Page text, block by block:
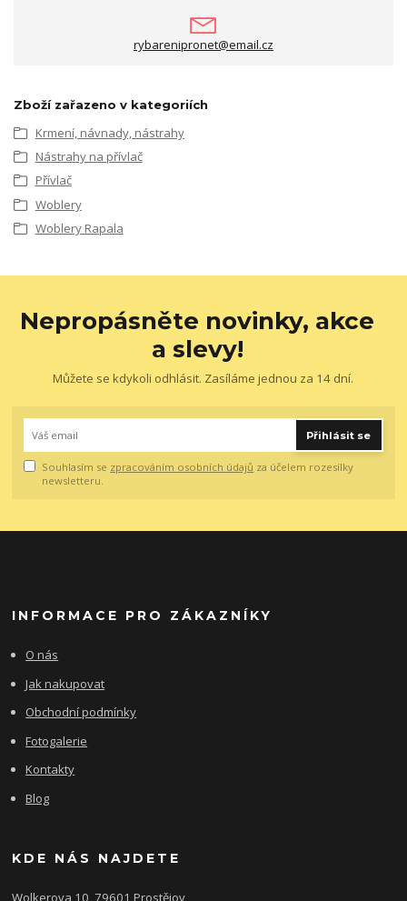
rybarenipronet@email.cz
Zboží zařazeno v kategoriích
Krmení, návnady, nástrahy
Nástrahy na přívlač
Přívlač
Woblery
Woblery Rapala
Nepropásněte novinky, akce
a slevy!
Můžete se kdykoli odhlásit. Zasíláme jednou za 14 dní.
Přihlásit se
Souhlasím se zpracováním osobních údajů za účelem rozesílky
newsletteru.
INFORMACE PRO ZÁKAZNÍKY
O nás
Jak nakupovat
Obchodní podmínky
Fotogalerie
Kontakty
Blog
KDE NÁS NAJDETE
Wolkerova 10, 79601 Prostějov